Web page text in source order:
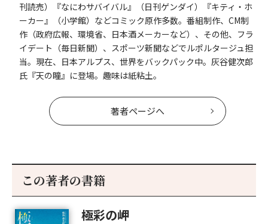
刊読売）『なにわサバイバル』（日刊ゲンダイ）『キティ・ホ
ーカー』（小学館）などコミック原作多数。番組制作、CM制
作（政府広報、環境省、日本酒メーカーなど）、その他、フラ
イデート（毎日新聞）、スポーツ新聞などでルポルタージュ担
当。現在、日本アルプス、世界をバックパック中。灰谷健次郎
氏『天の瞳』に登場。趣味は紙粘土。
著者ページへ
この著者の書籍
極彩の岬